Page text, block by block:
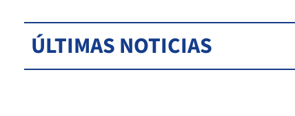
ÚLTIMAS NOTICIAS